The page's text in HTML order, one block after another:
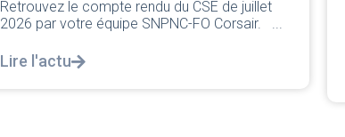
classique pleurnicherie corporate. On va la
décortiquer...